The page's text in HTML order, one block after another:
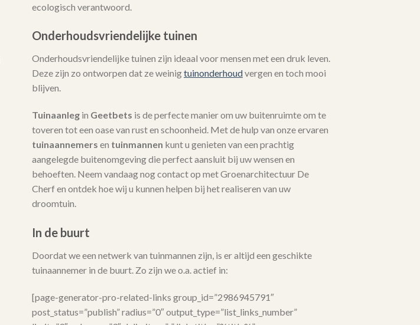
ecologisch verantwoord.
Onderhoudsvriendelijke tuinen
Onderhoudsvriendelijke tuinen zijn ideaal voor mensen met een druk leven.
Deze zijn zo ontworpen dat ze weinigtuinonderhoudvergen en toch mooi
blijven.
Tuinaanleg in Geetbets is de perfecte manier om uw buitenruimte om te
toveren tot een oase van rust en schoonheid. Met de hulp van onze ervaren
tuinaannemers en tuinmannen kunt u genieten van een prachtig
aangelegde buitenomgeving die perfect aansluit bij uw wensen en
behoeften. Neem vandaag nog contact op met Groenarchitectuur De
Cherf en ontdek hoe wij u kunnen helpen bij het realiseren van uw
droomtuin.
In de buurt
Doordat we een netwerk van tuinmannen zijn, is er altijd een geschikte
tuinaannemer in de buurt. Zo zijn we o.a. actief in:
[page-generator-pro-related-links group_id=”2986945791″
post_status=”publish” radius=”0″ output_type=”list_links_number”